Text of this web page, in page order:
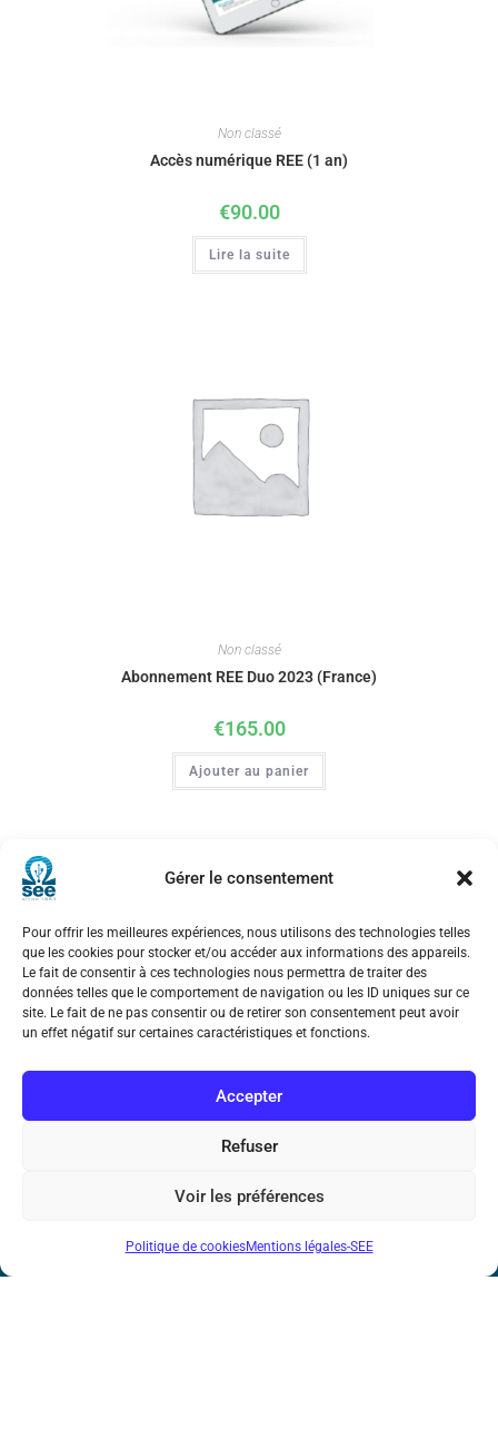
Gérer le consentement
Pour offrir les meilleures expériences, nous utilisons des technologies telles
que les cookies pour stocker et/ou accéder aux informations des appareils.
Le fait de consentir à ces technologies nous permettra de traiter des
données telles que le comportement de navigation ou les ID uniques sur ce
site. Le fait de ne pas consentir ou de retirer son consentement peut avoir
un effet négatif sur certaines caractéristiques et fonctions.
Accepter
Refuser
Voir les préférences
Politique de cookiesMentions légales-SEE
Non classé
Accès numérique REE (1 an)
€90.00
Lire la suite
Non classé
Abonnement REE Duo 2023 (France)
€165.00
Ajouter au panier
Société de l’Electricité, de l’Electronique et des Technologies
de l’Information et de la Communication
Métro : « Boissière » Ligne 6 et « Iéna » Ligne 9
N° de SIREN : 785 393 232, Code APE : 9412Z TVA intra-
communautaire : FR44 785 393 232